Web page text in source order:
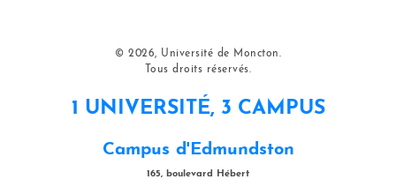
© 2026, Université de Moncton.
Tous droits réservés.
1 UNIVERSITÉ, 3 CAMPUS
Campus d'Edmundston
165, boulevard Hébert